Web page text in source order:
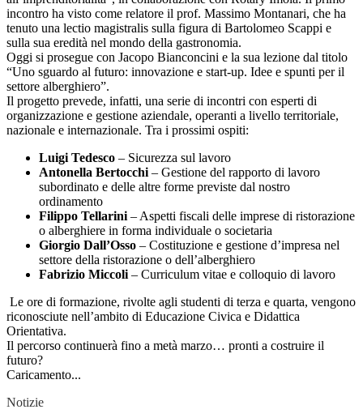
incontro ha visto come relatore il prof. Massimo Montanari, che ha
tenuto una lectio magistralis sulla figura di Bartolomeo Scappi e
sulla sua eredità nel mondo della gastronomia.
Oggi si prosegue con Jacopo Bianconcini e la sua lezione dal titolo
“Uno sguardo al futuro: innovazione e start-up. Idee e spunti per il
settore alberghiero”.
Il progetto prevede, infatti, una serie di incontri con esperti di
organizzazione e gestione aziendale, operanti a livello territoriale,
nazionale e internazionale. Tra i prossimi ospiti:
Luigi Tedesco – Sicurezza sul lavoro
Antonella Bertocchi – Gestione del rapporto di lavoro
subordinato e delle altre forme previste dal nostro
ordinamento
Filippo Tellarini – Aspetti fiscali delle imprese di ristorazione
o alberghiere in forma individuale o societaria
Giorgio Dall’Osso – Costituzione e gestione d’impresa nel
settore della ristorazione o dell’alberghiero
Fabrizio Miccoli – Curriculum vitae e colloquio di lavoro
Le ore di formazione, rivolte agli studenti di terza e quarta, vengono
riconosciute nell’ambito di Educazione Civica e Didattica
Orientativa.
Il percorso continuerà fino a metà marzo… pronti a costruire il
futuro?
Caricamento...
Notizie